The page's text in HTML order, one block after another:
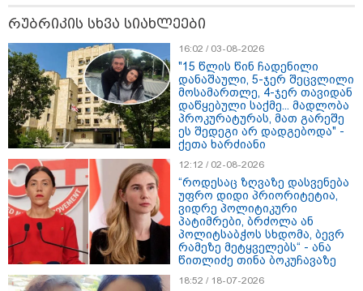
12:34 / 08-08-2026
რას აცხადებს ირაკლი კობახიძე
ელექტროენერგიის რამდენჯერმე
გათიშვასთან დაკავშირებით?
რუბრიკის სხვა სიახლეები
16:02 / 03-08-2026
"15 წლის წინ ჩადენილი
დანაშაული, 5-ჯერ შეცვლილი
მოსამართლე, 4-ჯერ თავიდან
დაწყებული საქმე... მადლობა
პროკურატურას, მათ გარეშე
ეს შედეგი არ დადგებოდა" -
ქეთა ხარძიანი
12:12 / 02-08-2026
“როდესაც ზღვაზე დასვენება
უფრო დიდი პრიორიტეტია,
ვიდრე პოლიტიკური
პატიმრები, ბრძოლა ან
პოლიტსაბჭოს სხდომა, ბევრ
რამეზე მეტყველებს“ - ანა
წითლიძე თინა ბოკუჩავაზე
18:52 / 18-07-2026